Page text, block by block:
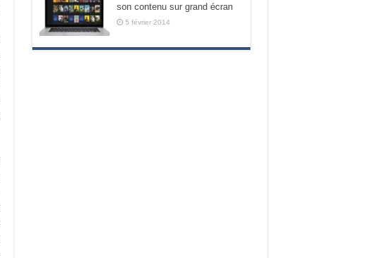
son contenu sur grand écran
5 février 2014